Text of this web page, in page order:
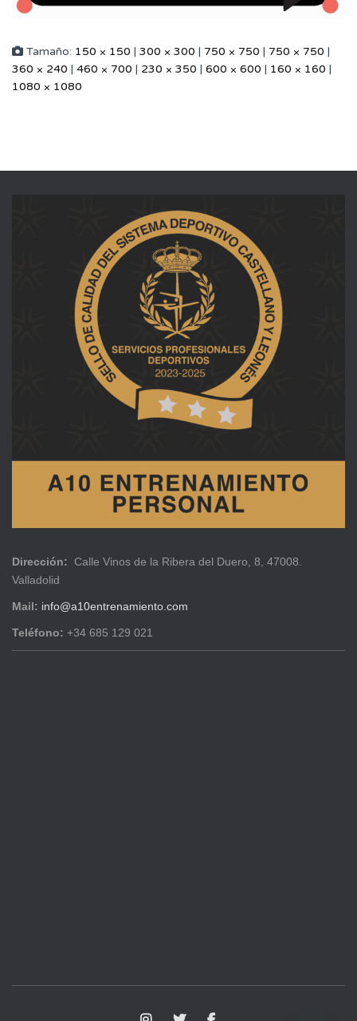
Tamaño: 150 × 150 | 300 × 300 | 750 × 750 | 750 × 750 |
360 × 240 | 460 × 700 | 230 × 350 | 600 × 600 | 160 × 160 |
1080 × 1080
Dirección: Calle Vinos de la Ribera del Duero, 8, 47008.
Valladolid
Mail: info@a10entrenamiento.com
Teléfono: +34 685 129 021